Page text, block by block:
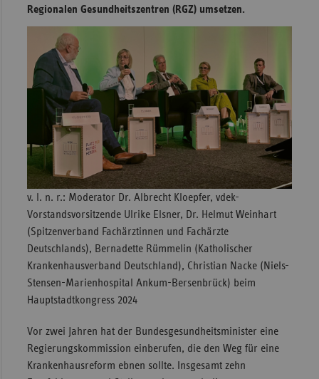
Regionalen Gesundheitszentren (RGZ) umsetzen.
v. l. n. r.: Moderator Dr. Albrecht Kloepfer, vdek-
Vorstandsvorsitzende Ulrike Elsner, Dr. Helmut Weinhart
(Spitzenverband Fachärztinnen und Fachärzte
Deutschlands), Bernadette Rümmelin (Katholischer
Krankenhausverband Deutschland), Christian Nacke (Niels-
Stensen-Marienhospital Ankum-Bersenbrück) beim
Hauptstadtkongress 2024
Vor zwei Jahren hat der Bundesgesundheitsminister eine
Regierungskommission einberufen, die den Weg für eine
Krankenhausreform ebnen sollte. Insgesamt zehn